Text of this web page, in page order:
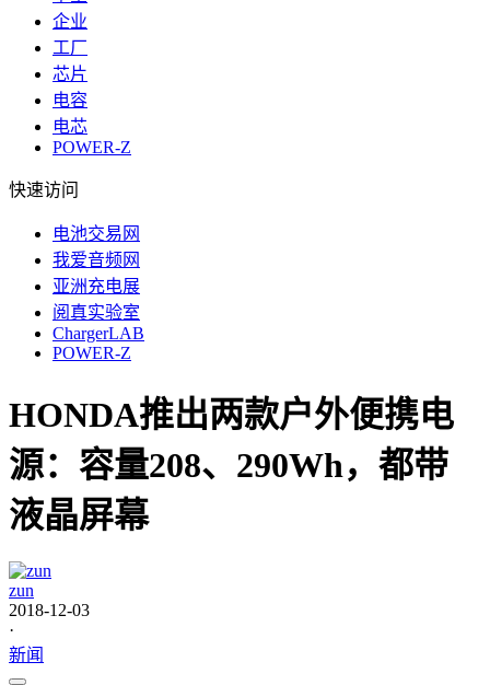
企业
工厂
芯片
电容
电芯
POWER-Z
快速访问
电池交易网
我爱音频网
亚洲充电展
阅真实验室
ChargerLAB
POWER-Z
HONDA推出两款户外便携电
源：容量208、290Wh，都带
液晶屏幕
zun
2018-12-03
·
新闻